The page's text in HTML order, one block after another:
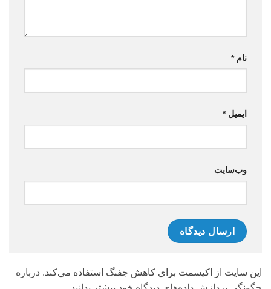
نام*
ایمیل*
وب‌سایت
این سایت از اکیسمت برای کاهش جفنگ استفاده می‌کند. درباره